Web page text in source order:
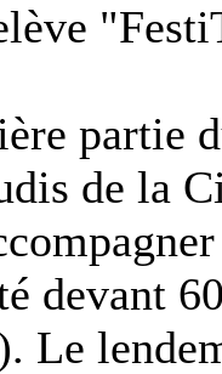
partie
de la
devant
Le